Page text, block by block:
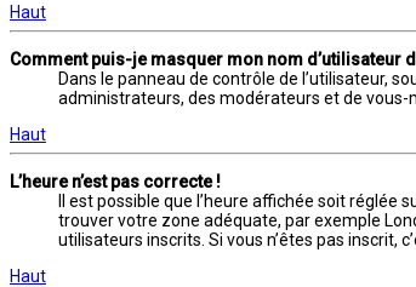
Haut
Comment puis-je masquer mon nom d’utilisateur
Dans le panneau de contrôle de l’utilisateur,
administrateurs, des modérateurs et de
Haut
L’heure n’est pas correcte !
Il est possible que l’heure affichée soit réglée
trouver votre zone adéquate, par exemple
utilisateurs inscrits. Si vous n’êtes pas inscrit,
Haut